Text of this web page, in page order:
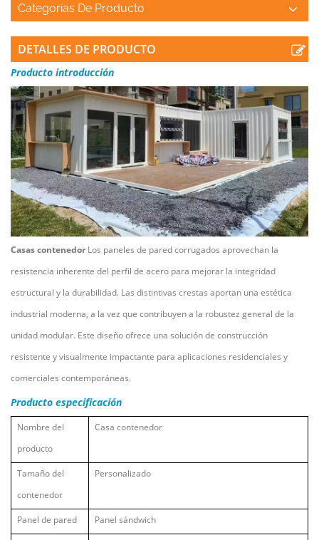
Categorías De Producto
DETALLES DE PRODUCTO
Producto introducción
Casas contenedor Los paneles de pared corrugados aprovechan la
resistencia inherente del perfil de acero para mejorar la integridad
estructural y la durabilidad. Las distintivas crestas aportan una estética
industrial moderna, a la vez que contribuyen a la robustez general de la
unidad modular. Este diseño ofrece una solución de construcción
resistente y visualmente impactante para aplicaciones residenciales y
comerciales contemporáneas.
Producto especificación
Nombre del
producto
Casa contenedor
Tamaño del
contenedor
Personalizado
Panel de pared Panel sándwich